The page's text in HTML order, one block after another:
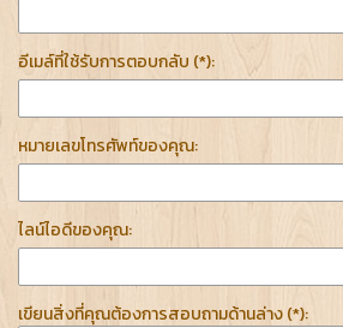
อีเมล์ที่ใช้รับการตอบกลับ (*):
หมายเลขโทรศัพท์ของคุณ:
ไลน์ไอดีของคุณ:
เขียนสิ่งที่คุณต้องการสอบถามด้านล่าง (*):